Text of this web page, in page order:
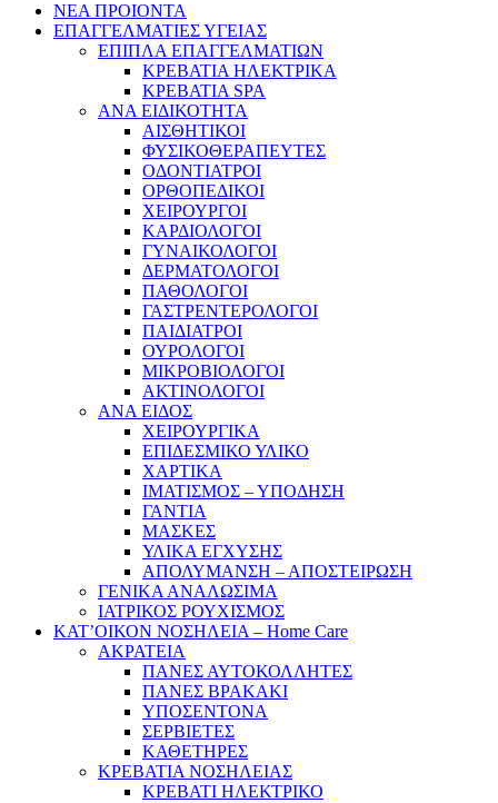
ΝΕΑ ΠΡΟΙΟΝΤΑ
ΕΠΑΓΓΕΛΜΑΤΙΕΣ ΥΓΕΙΑΣ
ΕΠΙΠΛΑ ΕΠΑΓΓΕΛΜΑΤΙΩΝ
ΚΡΕΒΑΤΙΑ ΗΛΕΚΤΡΙΚΑ
ΚΡΕΒΑΤΙΑ SPA
ΑΝΑ ΕΙΔΙΚΟΤΗΤΑ
ΑΙΣΘΗΤΙΚΟΙ
ΦΥΣΙΚΟΘΕΡΑΠΕΥΤΕΣ
ΟΔΟΝΤΙΑΤΡΟΙ
ΟΡΘΟΠΕΔΙΚΟΙ
ΧΕΙΡΟΥΡΓΟΙ
ΚΑΡΔΙΟΛΟΓΟΙ
ΓΥΝΑΙΚΟΛΟΓΟΙ
ΔΕΡΜΑΤΟΛΟΓΟΙ
ΠΑΘΟΛΟΓΟΙ
ΓΑΣΤΡΕΝΤΕΡΟΛΟΓΟΙ
ΠΑΙΔΙΑΤΡΟΙ
ΟΥΡΟΛΟΓΟΙ
ΜΙΚΡΟΒΙΟΛΟΓΟΙ
ΑΚΤΙΝΟΛΟΓΟΙ
ΑΝΑ ΕΙΔΟΣ
ΧΕΙΡΟΥΡΓΙΚΑ
ΕΠΙΔΕΣΜΙΚΟ ΥΛΙΚΟ
ΧΑΡΤΙΚΑ
ΙΜΑΤΙΣΜΟΣ – ΥΠΟΔΗΣΗ
ΓΑΝΤΙΑ
ΜΑΣΚΕΣ
ΥΛΙΚΑ ΕΓΧΥΣΗΣ
ΑΠΟΛΥΜΑΝΣΗ – ΑΠΟΣΤΕΙΡΩΣΗ
ΓΕΝΙΚΑ ΑΝΑΛΩΣΙΜΑ
ΙΑΤΡΙΚΟΣ ΡΟΥΧΙΣΜΟΣ
ΚΑΤ’ΟΙΚΟΝ ΝΟΣΗΛΕΙΑ – Home Care
ΑΚΡΑΤΕΙΑ
ΠΑΝΕΣ ΑΥΤΟΚΟΛΛΗΤΕΣ
ΠΑΝΕΣ ΒΡΑΚΑΚΙ
ΥΠΟΣΕΝΤΟΝΑ
ΣΕΡΒΙΕΤΕΣ
ΚΑΘΕΤΗΡΕΣ
ΚΡΕΒΑΤΙΑ ΝΟΣΗΛΕΙΑΣ
ΚΡΕΒΑΤΙ ΗΛΕΚΤΡΙΚΟ